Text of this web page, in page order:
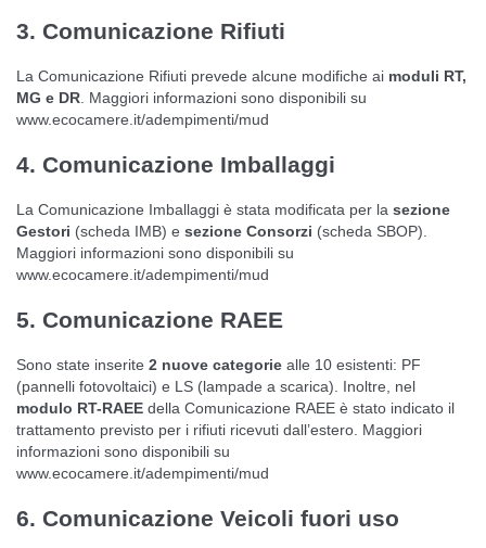
3. Comunicazione Rifiuti
La Comunicazione Rifiuti prevede alcune modifiche ai moduli RT,
MG e DR. Maggiori informazioni sono disponibili su
www.ecocamere.it/adempimenti/mud
4. Comunicazione Imballaggi
La Comunicazione Imballaggi è stata modificata per la sezione
Gestori (scheda IMB) e sezione Consorzi (scheda SBOP).
Maggiori informazioni sono disponibili su
www.ecocamere.it/adempimenti/mud
5. Comunicazione RAEE
Sono state inserite 2 nuove categorie alle 10 esistenti: PF
(pannelli fotovoltaici) e LS (lampade a scarica). Inoltre, nel
modulo RT-RAEE della Comunicazione RAEE è stato indicato il
trattamento previsto per i rifiuti ricevuti dall’estero. Maggiori
informazioni sono disponibili su
www.ecocamere.it/adempimenti/mud
6. Comunicazione Veicoli fuori uso